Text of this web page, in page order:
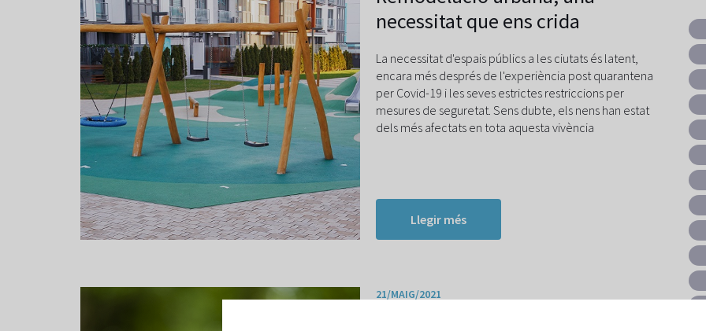
necessitat que ens crida
La necessitat d'espais públics a les ciutats és latent,
encara més després de l'experiència post quarantena
per Covid-19 i les seves estrictes restriccions per
mesures de seguretat. Sens dubte, els nens han estat
dels més afectats en tota aquesta vivència
Llegir més
21/MAIG/2021